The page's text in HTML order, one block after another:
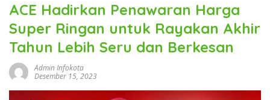
ACE Hadirkan Penawaran Harga
Super Ringan untuk Rayakan Akhir
Tahun Lebih Seru dan Berkesan
Admin Infokota
Desember 15, 2023